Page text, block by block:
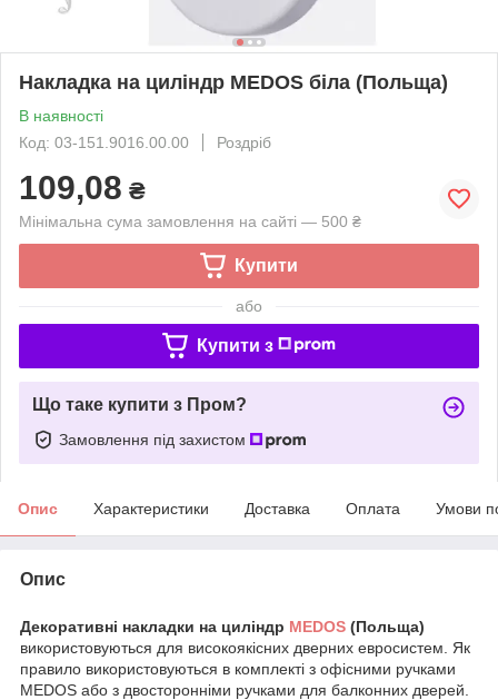
Накладка на циліндр MEDOS біла (Польща)
В наявності
Код: 03-151.9016.00.00
Роздріб
109,08 ₴
Мінімальна сума замовлення на сайті — 500 ₴
Купити
або
Купити з
Що таке купити з Пром?
Замовлення під захистом
Опис Характеристики Доставка Оплата Умови
Опис
Декоративні накладки на циліндр MEDOS (Польща)
використовуються для високоякісних дверних евросистем. Як
правило використовуються в комплекті з офісними ручками
MEDOS або з двосторонніми ручками для балконних дверей.